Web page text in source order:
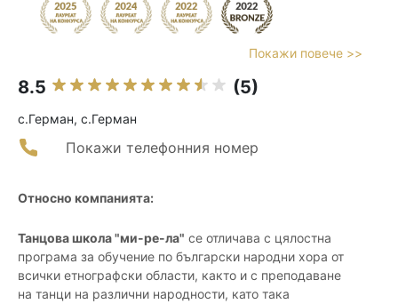
Покажи повече >>
8.5 (5)
с.Герман, с.Герман
Покажи телефонния номер
Относно компанията:
Танцова школа "ми-ре-ла" се отличава с цялостна
програма за обучение по български народни хора от
всички етнографски области, както и с преподаване
на танци на различни народности, като така